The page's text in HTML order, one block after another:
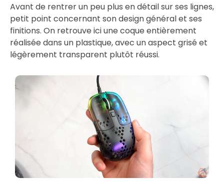
Avant de rentrer un peu plus en détail sur ses lignes,
petit point concernant son design général et ses
finitions. On retrouve ici une coque entièrement
réalisée dans un plastique, avec un aspect grisé et
légèrement transparent plutôt réussi.